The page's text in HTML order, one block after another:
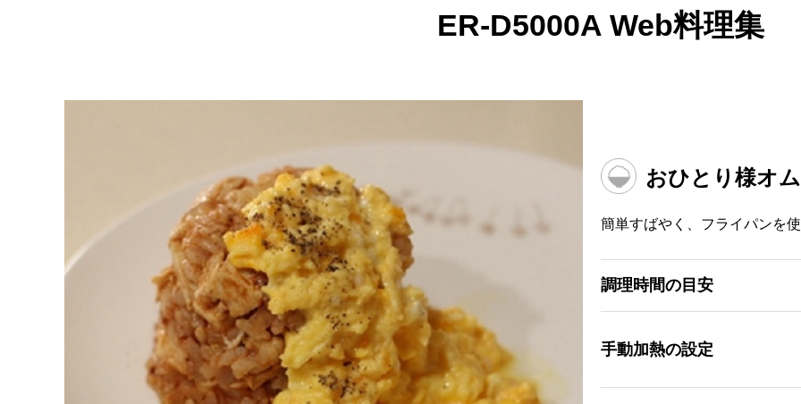
ER-D5000A Web料理集
おひとり様オ
簡単すばやく、フライパンを
調理時間の目安
手動加熱の設定